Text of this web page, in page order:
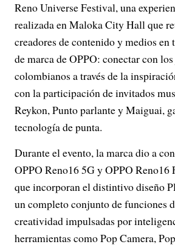
Reno Universe Festival, una
realizada en Maloka City Hall que
creadores de contenido y medios
de marca de OPPO: conectar con
colombianos a través de la
con la participación de invitados
Reykon, Punto parlante y Maiguai,
tecnología de punta.
Durante el evento, la marca dio a
OPPO Reno16 5G y OPPO Reno16
que incorporan el distintivo diseño
un completo conjunto de funciones
creatividad impulsadas por
herramientas como Pop Camera,